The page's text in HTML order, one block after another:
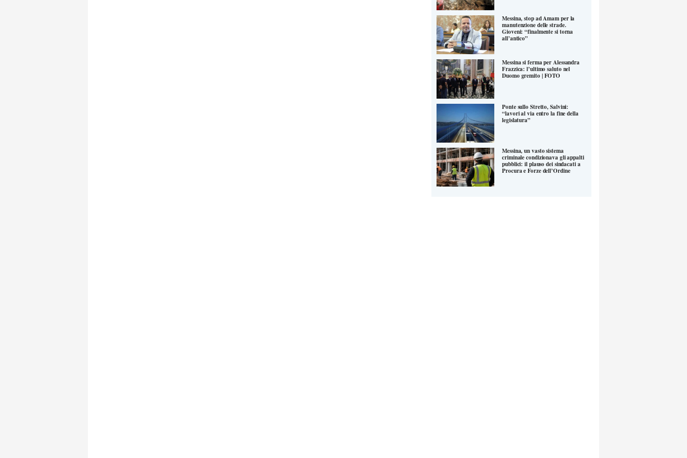
Messina, stop ad Amam per la
manutenzione delle strade.
Gioveni: “finalmente si torna
all’antico”
Messina si ferma per Alessandra
Frazzica: l’ultimo saluto nel
Duomo gremito | FOTO
Ponte sullo Stretto, Salvini:
“lavori al via entro la fine della
legislatura”
Messina, un vasto sistema
criminale condizionava gli appalti
pubblici: il plauso dei sindacati a
Procura e Forze dell’Ordine